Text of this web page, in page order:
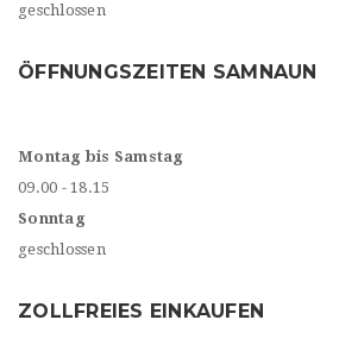
geschlossen
ÖFFNUNGSZEITEN SAMNAUN
Montag bis Samstag
09.00 - 18.15
Sonntag
geschlossen
ZOLLFREIES EINKAUFEN